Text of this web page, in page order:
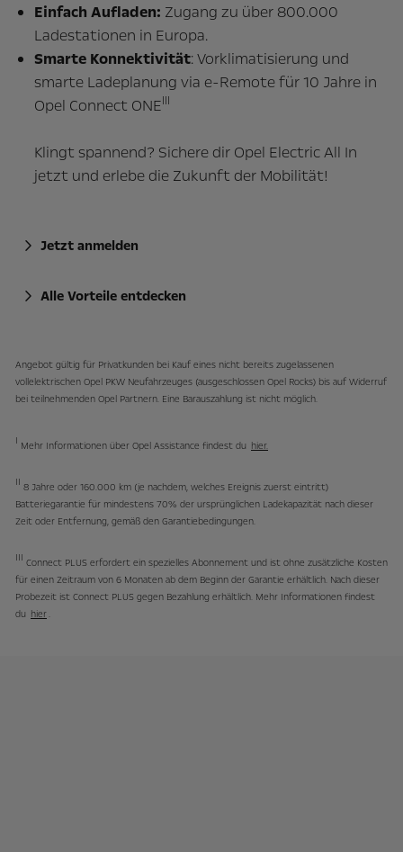
Einfach Aufladen: Zugang zu über 800.000
Ladestationen in Europa.
Smarte Konnektivität: Vorklimatisierung und
smarte Ladeplanung via e-Remote für 10 Jahre in
Opel Connect ONEIII
Klingt spannend? Sichere dir Opel Electric All In
jetzt und erlebe die Zukunft der Mobilität!
Jetzt anmelden
Alle Vorteile entdecken
Angebot gültig für Privatkunden bei Kauf eines nicht bereits zugelassenen
vollelektrischen Opel PKW Neufahrzeuges (ausgeschlossen Opel Rocks) bis auf Widerruf
bei teilnehmenden Opel Partnern. Eine Barauszahlung ist nicht möglich.
I Mehr Informationen über Opel Assistance findest du hier.
II 8 Jahre oder 160.000 km (je nachdem, welches Ereignis zuerst eintritt)
Batteriegarantie für mindestens 70% der ursprünglichen Ladekapazität nach dieser
Zeit oder Entfernung, gemäß den Garantiebedingungen.
III Connect PLUS erfordert ein spezielles Abonnement und ist ohne zusätzliche Kosten
für einen Zeitraum von 6 Monaten ab dem Beginn der Garantie erhältlich. Nach dieser
Probezeit ist Connect PLUS gegen Bezahlung erhältlich. Mehr Informationen findest
du hier.